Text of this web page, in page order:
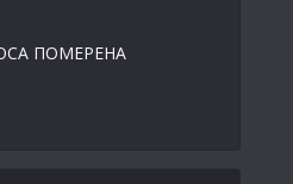
ПОМЕРЕНА